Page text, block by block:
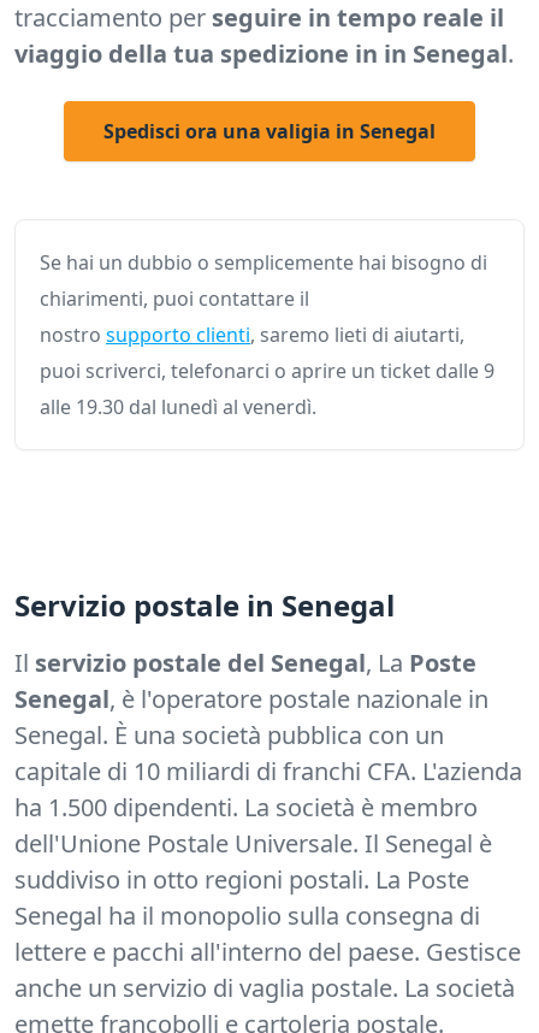
tracciamento per seguire in tempo reale il
viaggio della tua spedizione in in Senegal.
Spedisci ora una valigia in Senegal
Se hai un dubbio o semplicemente hai bisogno di
chiarimenti, puoi contattare il
nostro supporto clienti, saremo lieti di aiutarti,
puoi scriverci, telefonarci o aprire un ticket dalle 9
alle 19.30 dal lunedì al venerdì.
Servizio postale in Senegal
Il servizio postale del Senegal, La Poste
Senegal, è l'operatore postale nazionale in
Senegal. È una società pubblica con un
capitale di 10 miliardi di franchi CFA. L'azienda
ha 1.500 dipendenti. La società è membro
dell'Unione Postale Universale. Il Senegal è
suddiviso in otto regioni postali. La Poste
Senegal ha il monopolio sulla consegna di
lettere e pacchi all'interno del paese. Gestisce
anche un servizio di vaglia postale. La società
emette francobolli e cartoleria postale.